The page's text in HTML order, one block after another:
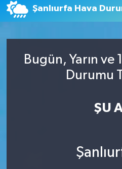
Şanlıurfa Hava
Bugün, Yarın ve
Durumu
ŞU
Süper Lig Puan Durumu
Son Dakika Haberleri